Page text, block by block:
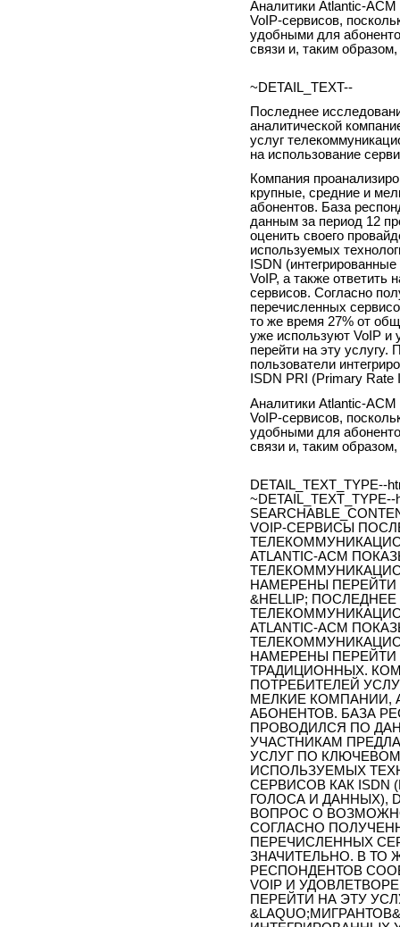
Аналитики Atlantic-
VoIP-сервисов,
удобными для
связи и, таким
~DETAIL_TEXT--
Последнее
аналитической
услуг
на использование
Компания
крупные, средние и
абонентов. База
данным за период 12
оценить своего
используемых
ISDN
VoIP, а также ответить
сервисов. Согласно
перечисленных
то же время 27% от
уже используют VoIP и
перейти на эту услугу.
пользователи
ISDN PRI (Primary
Аналитики Atlantic-
VoIP-сервисов,
удобными для
связи и, таким
DETAIL_TEXT_TYPE--
~DETAIL_TEXT_TYPE--
VOIP-СЕРВИСЫ
ATLANTIC-ACM
НАМЕРЕНЫ ПЕРЕЙТИ
&HELLIP;
ATLANTIC-ACM
НАМЕРЕНЫ ПЕРЕЙТИ
ТРАДИЦИОННЫХ.
ПОТРЕБИТЕЛЕЙ
МЕЛКИЕ КОМПАНИИ,
АБОНЕНТОВ. БАЗА
ПРОВОДИЛСЯ ПО
УЧАСТНИКАМ
УСЛУГ ПО
ИСПОЛЬЗУЕМЫХ
СЕРВИСОВ КАК
ГОЛОСА И ДАННЫХ),
ВОПРОС О
СОГЛАСНО
ПЕРЕЧИСЛЕННЫХ
ЗНАЧИТЕЛЬНО. В ТО
РЕСПОНДЕНТОВ
VOIP И
ПЕРЕЙТИ НА ЭТУ